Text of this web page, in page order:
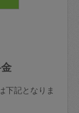
下記となりま